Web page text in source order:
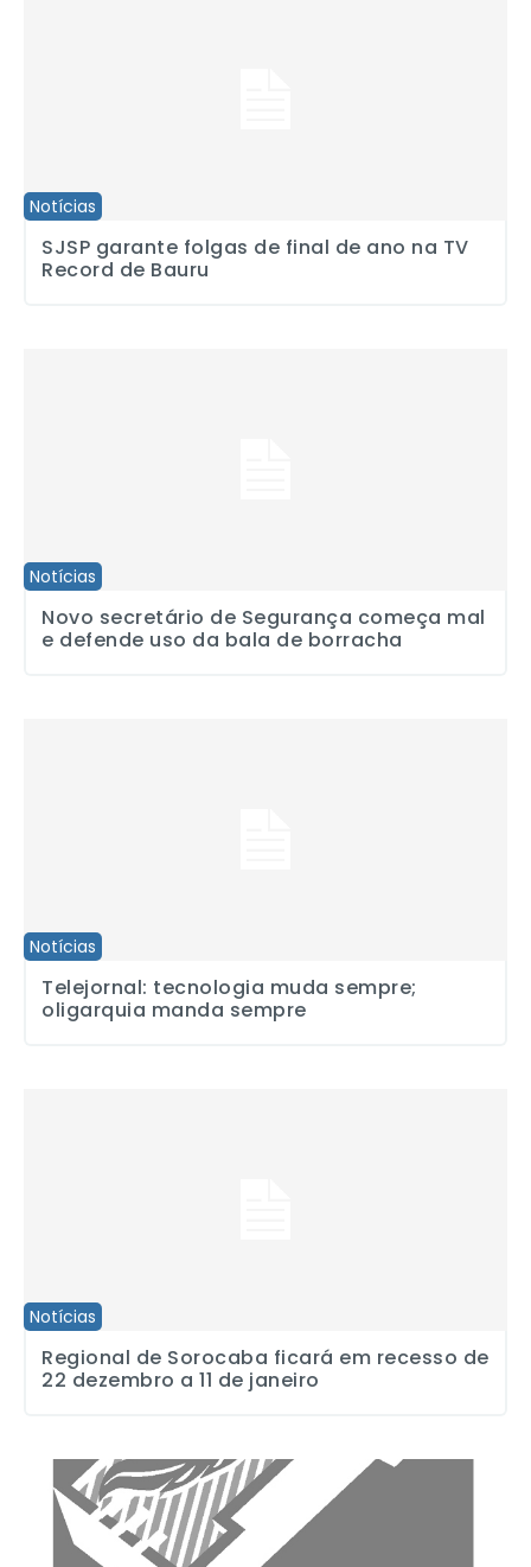
Notícias
SJSP garante folgas de final de ano na TV
Record de Bauru
Notícias
Novo secretário de Segurança começa mal
e defende uso da bala de borracha
Notícias
Telejornal: tecnologia muda sempre;
oligarquia manda sempre
Notícias
Regional de Sorocaba ficará em recesso de
22 dezembro a 11 de janeiro
Não passarão! – a opinião do Sindicato